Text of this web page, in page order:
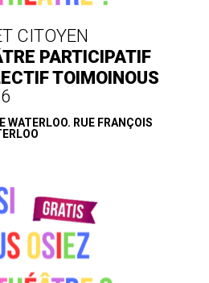
CITOYEN
PARTICIPATIF
TOIMOINOUS
WATERLOO. RUE FRANÇOIS